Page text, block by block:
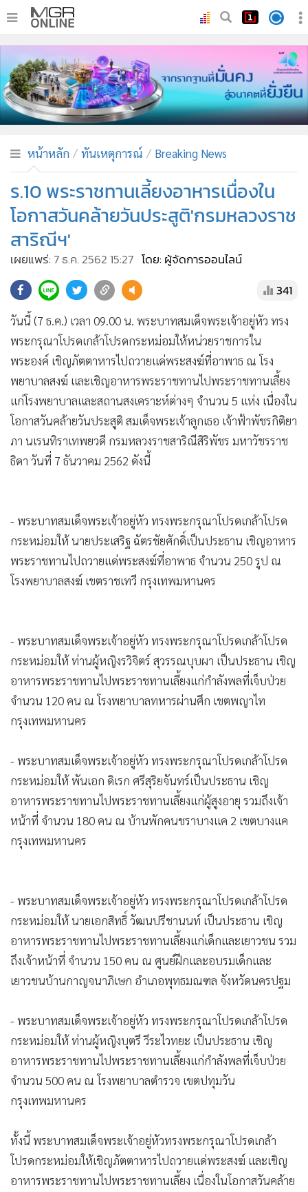
• ทันเหตุการณ์
• ภาคใต้
• ภูมิภาค
• บันเทิง
• คอลัมนิสต์
• ละคร
• CbizReview
• Cyber BIZ
• ผู้จัดกวน
Good health & Well-being
• Green Innovation & SD
Management & HR
MGR Live
Infographic
• การเมือง
• ท่องเที่ยว
• กีฬา
• เศรษฐกิจ-ธุรกิจ
• จีน
• ชุมชน-คุณภาพชีวิต
• อาชญากรรม
วิทยาศาสตร์
•
• อินโดจีน
Celeb Online
• Factcheck
• ญี่ปุ่น
• News1
• Gotomanager
หน้าหลัก ทันเหตุการณ์ Breaking News
ร.10 พระราชทานเลี้ยงอาหารเนื่องใน
โอกาสวันคล้ายวันประสูติ'กรมหลวงราช
สาริณีฯ'
เผยแพร่:7 ธ.ค. 2562 15:27 โดย: ผู้จัดการออนไลน์
341
วันนี้ (7 ธ.ค.) เวลา 09.00 น. พระบาทสมเด็จพระเจ้าอยู่หัว ทรง
พระกรุณาโปรดเกล้าโปรดกระหม่อมให้หน่วยราชการใน
พระองค์ เชิญภัตตาหารไปถวายแด่พระสงฆ์ที่อาพาธ ณ โรง
พยาบาลสงฆ์ และเชิญอาหารพระราชทานไปพระราชทานเลี้ยง
แก่โรงพยาบาลและสถานสงเคราะห์ต่างๆ จำนวน 5 แห่ง เนื่องใน
โอกาสวันคล้ายวันประสูติ สมเด็จพระเจ้าลูกเธอ เจ้าฟ้าพัชรกิติยา
ภา นเรนทิราเทพยวดี กรมหลวงราชสาริณีสิริพัชร มหาวัชรราช
ธิดา วันที่ 7 ธันวาคม 2562 ดังนี้
- พระบาทสมเด็จพระเจ้าอยู่หัว ทรงพระกรุณาโปรดเกล้าโปรด
กระหม่อมให้ นายประเสริฐ ฉัตรชัยศักดิ์เป็นประธาน เชิญอาหาร
พระราชทานไปถวายแด่พระสงฆ์ที่อาพาธ จำนวน 250 รูป ณ
โรงพยาบาลสงฆ์ เขตราชเทวี กรุงเทพมหานคร
- พระบาทสมเด็จพระเจ้าอยู่หัว ทรงพระกรุณาโปรดเกล้าโปรด
กระหม่อมให้ ท่านผู้หญิงรวิจิตร์ สุวรรณบุบผา เป็นประธาน เชิญ
อาหารพระราชทานไปพระราชทานเลี้ยงแก่กำลังพลที่เจ็บป่วย
จำนวน 120 คน ณ โรงพยาบาลทหารผ่านศึก เขตพญาไท
กรุงเทพมหานคร
- พระบาทสมเด็จพระเจ้าอยู่หัว ทรงพระกรุณาโปรดเกล้าโปรด
กระหม่อมให้ พันเอก ดิเรก ศรีสุริยจันทร์เป็นประธาน เชิญ
อาหารพระราชทานไปพระราชทานเลี้ยงแก่ผู้สูงอายุ รวมถึงเจ้า
หน้าที่ จำนวน 180 คน ณ บ้านพักคนชราบางแค 2 เขตบางแค
กรุงเทพมหานคร
- พระบาทสมเด็จพระเจ้าอยู่หัว ทรงพระกรุณาโปรดเกล้าโปรด
กระหม่อมให้ นายเอกสิทธิ์ วัฒนปรีชานนท์ เป็นประธาน เชิญ
อาหารพระราชทานไปพระราชทานเลี้ยงแก่เด็กและเยาวชน รวม
ถึงเจ้าหน้าที่ จำนวน 150 คน ณ ศูนย์ฝึกและอบรมเด็กและ
เยาวชนบ้านกาญจนาภิเษก อำเภอพุทธมณฑล จังหวัดนครปฐม
- พระบาทสมเด็จพระเจ้าอยู่หัว ทรงพระกรุณาโปรดเกล้าโปรด
กระหม่อมให้ ท่านผู้หญิงบุตรี วีระไวทยะ เป็นประธาน เชิญ
อาหารพระราชทานไปพระราชทานเลี้ยงแก่กำลังพลที่เจ็บป่วย
จำนวน 500 คน ณ โรงพยาบาลตำรวจ เขตปทุมวัน
กรุงเทพมหานคร
ทั้งนี้ พระบาทสมเด็จพระเจ้าอยู่หัวทรงพระกรุณาโปรดเกล้า
โปรดกระหม่อมให้เชิญภัตตาหารไปถวายแด่พระสงฆ์ และเชิญ
อาหารพระราชทานไปพระราชทานเลี้ยง เนื่องในโอกาสวันคล้าย